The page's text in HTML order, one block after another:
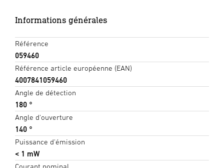
Informations générales
Référence
059460
Référence article européenne (EAN)
4007841059460
Angle de détection
180 °
Angle d'ouverture
140 °
Puissance d'émission
< 1 mW